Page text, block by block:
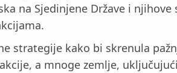
na Sjedinjene Države i
strategije kako bi skrenula
a mnoge zemlje,